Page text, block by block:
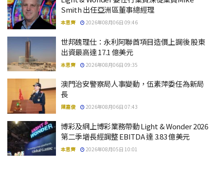
Smith 出任亞洲區董事總經理
本思齊 2026年08月06日 09:46
世邦魏理仕：永利阿聯酋項目造價上調後 股東
出資最高達 17.1 億美元
本思齊 2026年08月06日 09:35
澳門治安警察局人事變動，伍素萍委任為新局
長
陳嘉俊 2026年08月06日 07:43
博彩及網上博彩業務帶動 Light & Wonder 2026
第二季增長經調整 EBITDA 達 3.83 億美元
本思齊 2026年08月05日 10:01